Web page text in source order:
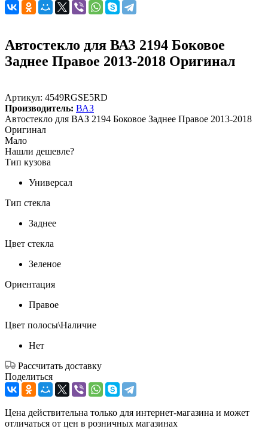
Автостекло для ВАЗ 2194 Боковое
Заднее Правое 2013-2018 Оригинал
Артикул: 4549RGSE5RD
Производитель: ВАЗ
Автостекло для ВАЗ 2194 Боковое Заднее Правое 2013-2018
Оригинал
Мало
Нашли дешевле?
Тип кузова
Универсал
Тип стекла
Заднее
Цвет стекла
Зеленое
Ориентация
Правое
Цвет полосы\Наличие
Нет
Рассчитать доставку
Поделиться
Цена действительна только для интернет-магазина и может
отличаться от цен в розничных магазинах